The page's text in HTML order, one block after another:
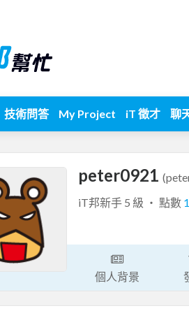
技術問答 My Project iT 徵才 聊
peter0921
iT邦新手 5 級 ‧ 點數
個人背景